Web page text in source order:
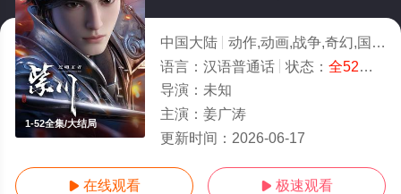
1-52全集/大结局
中国大陆
动作,动画,战争,奇幻,国产动漫
语言： 汉语普通话 状态： 全52集
导演： 未知
主演： 姜广涛
更新时间： 2026-06-17
 在线观看  极速观看